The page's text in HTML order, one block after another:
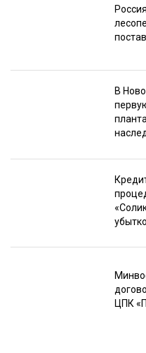
В
ЦПК